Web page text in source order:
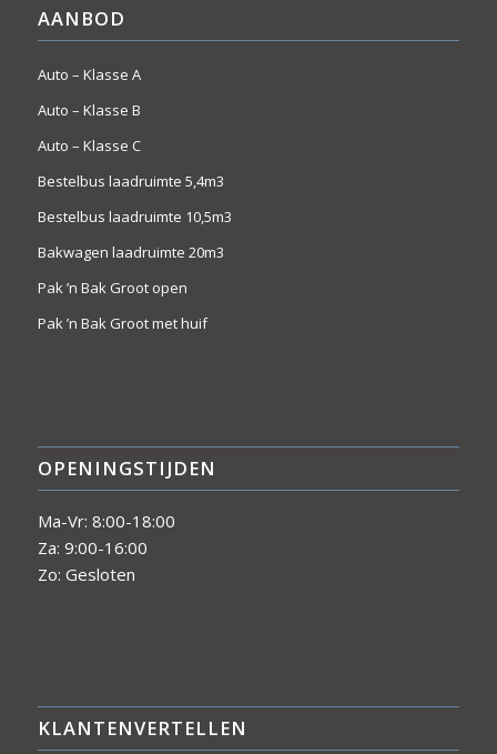
AANBOD
Auto – Klasse A
Auto – Klasse B
Auto – Klasse C
Bestelbus laadruimte 5,4m3
Bestelbus laadruimte 10,5m3
Bakwagen laadruimte 20m3
Pak ’n Bak Groot open
Pak ’n Bak Groot met huif
OPENINGSTIJDEN
Ma-Vr: 8:00-18:00
Za: 9:00-16:00
Zo: Gesloten
KLANTENVERTELLEN